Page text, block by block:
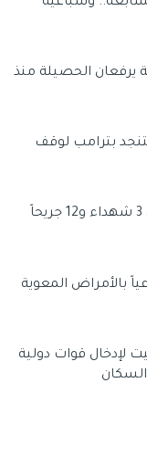
شهداء بـ24 ساعة يرفعان الحصيلة منذ
بترامب لوقف
1203 منذ وقف النار.. وصول 3 شهداء و12 جريحاً
بالأمراض المعوية
لإدخال قوات دولية
السكان